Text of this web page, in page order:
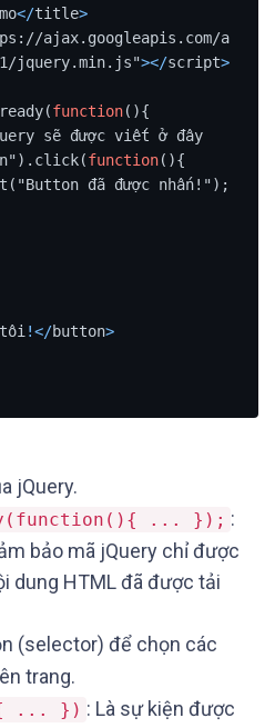
</title>
ajax.googleapis.com/a
jquery.min.js"></script>
function(){
sẽ được viết ở đây
function(){
tôi !</button>
jQuery.
... }); :
bảo mã jQuery chỉ được
dung HTML đã được tải
(selector) để chọn các
trang.
... }) : Là sự kiện được